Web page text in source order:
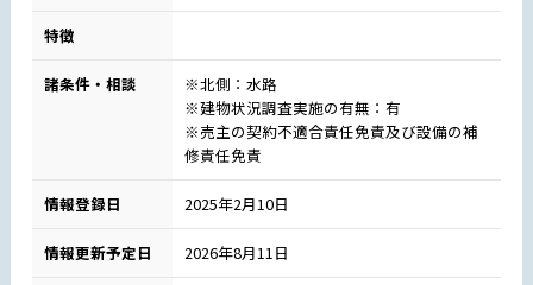
特徴
諸条件・相談
※北側：水路
※建物状況調査実施の有無：有
※売主の契約不適合責任免責及び設備の補
修責任免責
情報登録日 2025年2月10日
情報更新予定日 2026年8月11日